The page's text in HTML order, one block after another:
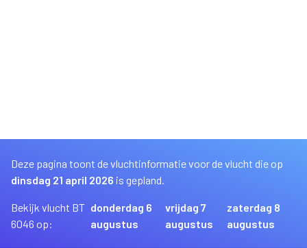
Deze pagina toont de vluchtinformatie voor de vlucht die op
dinsdag 21 april 2026 is gepland.
Bekijk vlucht BT
6046 op:
donderdag 6
augustus
vrijdag 7
augustus
zaterdag 8
augustus